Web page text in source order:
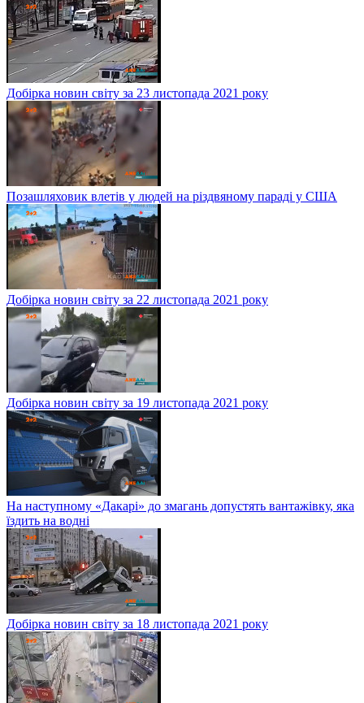
Добірка новин світу за 23 листопада 2021 року
Позашляховик влетів у людей на різдвяному параді у США
Добірка новин світу за 22 листопада 2021 року
Добірка новин світу за 19 листопада 2021 року
На наступному «Дакарі» до змагань допустять вантажівку, яка
їздить на водні
Добірка новин світу за 18 листопада 2021 року